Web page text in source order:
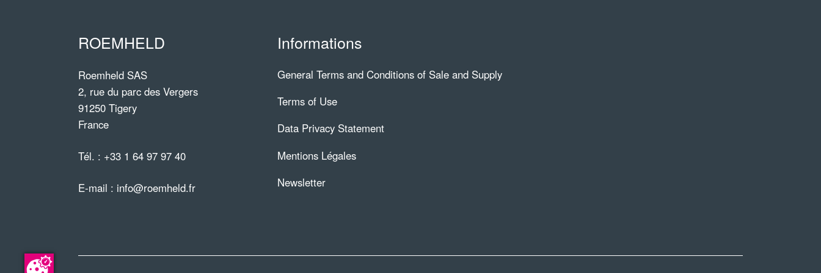
ROEMHELD
Roemheld SAS
2, rue du parc des Vergers
91250 Tigery
France
Tél. : +33 1 64 97 97 40
E-mail : info@roemheld.fr
Informations
General Terms and Conditions of Sale and Supply
Terms of Use
Data Privacy Statement
Mentions Légales
Newsletter